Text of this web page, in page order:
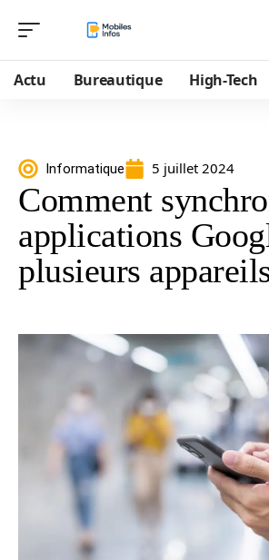
Actu Bureautique High-Tech
Informatique 5 juillet 2024
Comment
applications
plusieurs